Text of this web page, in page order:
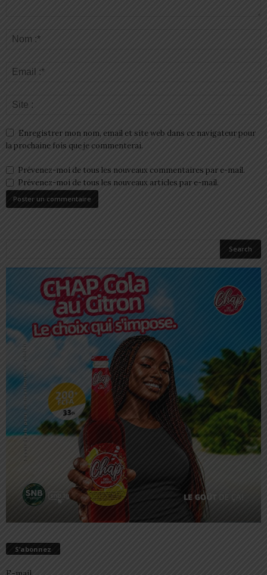
Enregistrer mon nom, email et site web dans ce navigateur pour
la prochaine fois que je commenterai.
Prévenez-moi de tous les nouveaux commentaires par e-mail.
Prévenez-moi de tous les nouveaux articles par e-mail.
S’abonnez